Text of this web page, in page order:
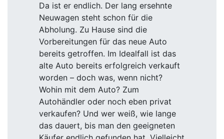
Da ist er endlich. Der lang ersehnte
Neuwagen steht schon für die
Abholung. Zu Hause sind die
Vorbereitungen für das neue Auto
bereits getroffen. Im Idealfall ist das
alte Auto bereits erfolgreich verkauft
worden – doch was, wenn nicht?
Wohin mit dem Auto? Zum
Autohändler oder noch eben privat
verkaufen? Und wer weiß, wie lange
das dauert, bis man den geeigneten